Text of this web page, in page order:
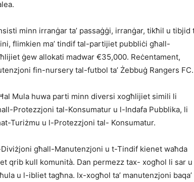
minn irranġar ta’ passaġġi, irranġar, tikħil u tibjid
flimkien ma’ tindif tal-partijiet pubbliċi għall-
ġew allokati madwar €35,000. Reċentament,
fin-nursery tal-futbol ta’ Żebbuġ Rangers FC.
Mula huwa parti minn diversi xogħlijiet simili li
Protezzjoni tal-Konsumatur u l-Indafa Pubblika, li
Turiżmu u l-Protezzjoni tal- Konsumatur.
għall-Manutenzjoni u t-Tindif kienet waħda
qrib kull komunità. Dan permezz tax- xogħol li sar u
u l-ibliet tagħna. Ix-xogħol ta’ manutenzjoni baqa’